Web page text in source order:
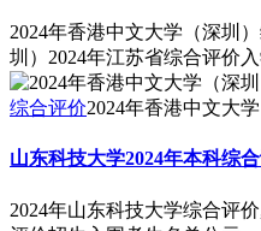
2024年香港中文大学（深圳
圳）2024年江苏省综合评价
综合评价2024年香港中文大
山东科技大学2024年本科综
2024年山东科技大学综合评